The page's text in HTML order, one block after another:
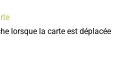
lorsque la carte est déplacée